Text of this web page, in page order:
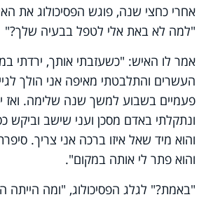
אחרי כחצי שנה, פוגש הפסיכולוג את
"למה לא באת אלי לטפל בבעיה שלך?"
אמר לו האיש: "כשעזבתי אותך, ירדתי
פעמיים בשבוע למשך שנה שלימה. ואז
ונתקלתי באדם מסכן ועני שישב וביקש
והוא מיד שאל איזו ברכה אני צריך.
והוא פתר לי אותה במקום".
"באמת?" לגלג הפסיכולוג, "ומה הייתה